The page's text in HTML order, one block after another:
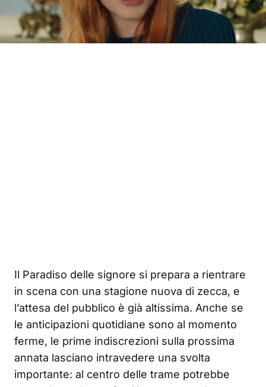
Il Paradiso delle signore si prepara a rientrare
in scena con una stagione nuova di zecca, e
l’attesa del pubblico è già altissima. Anche se
le anticipazioni quotidiane sono al momento
ferme, le prime indiscrezioni sulla prossima
annata lasciano intravedere una svolta
importante: al centro delle trame potrebbe